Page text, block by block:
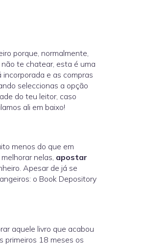
porque, normalmente,
te chatear, esta é uma
incorporada e as compras
seleccionas a opção
do teu leitor, caso
ali em baixo!
menos do que em
nelas, apostar
Apesar de já se
o Book Depository
aquele livro que acabou
primeiros 18 meses os